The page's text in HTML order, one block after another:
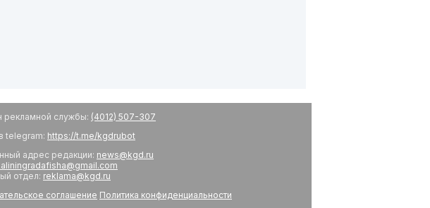
рекламной службы: (4012) 507-307
telegram: https://t.me/kgdrubot
адрес редакции: news@kgd.ru
отдел: reklama@kgd.ru
соглашение Политика конфиденциальности